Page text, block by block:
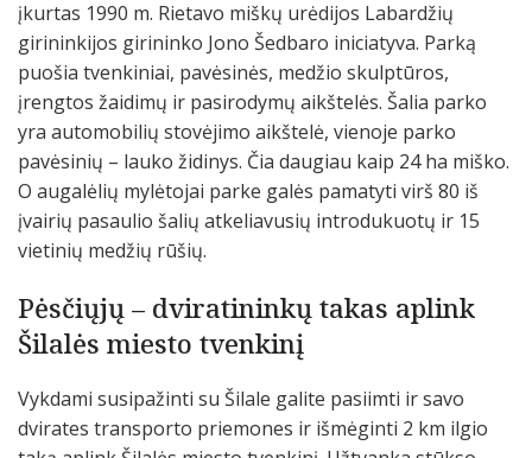
įkurtas 1990 m. Rietavo miškų urėdijos Labardžių
girininkijos girininko Jono Šedbaro iniciatyva. Parką
puošia tvenkiniai, pavėsinės, medžio skulptūros,
įrengtos žaidimų ir pasirodymų aikštelės. Šalia parko
yra automobilių stovėjimo aikštelė, vienoje parko
pavėsinių – lauko židinys. Čia daugiau kaip 24 ha miško.
O augalėlių mylėtojai parke galės pamatyti virš 80 iš
įvairių pasaulio šalių atkeliavusių introdukuotų ir 15
vietinių medžių rūšių.
Pėsčiųjų – dviratininkų takas aplink
Šilalės miesto tvenkinį
Vykdami susipažinti su Šilale galite pasiimti ir savo
dvirates transporto priemones ir išmėginti 2 km ilgio